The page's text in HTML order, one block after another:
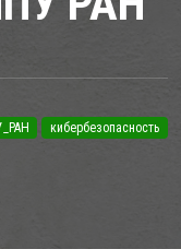
кибербезопасность